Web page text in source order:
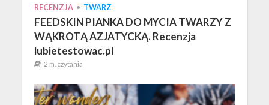
RECENZJA • TWARZ
FEEDSKIN PIANKA DO MYCIA TWARZY Z
WĄKROTĄ AZJATYCKĄ. Recenzja
lubietestowac.pl
2 m. czytania